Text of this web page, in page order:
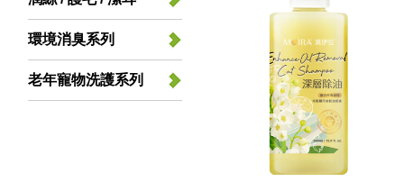
環境消臭系列
老年寵物洗護系列